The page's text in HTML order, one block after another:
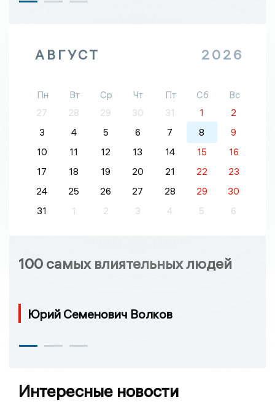
АВГУСТ 2026
Пн Вт Ср Чт Пт Сб
Вс
27
28 29 30 31 1
2
3
4 5 6 7 8
9
10
11 12 13 14 15
16
17
18 19 20 21 22
23
24
25 26 27 28 29
30
31
1 2 3 4 5 6
100 самых влиятельных людей
Юрий Семенович Волков
Интересные новости